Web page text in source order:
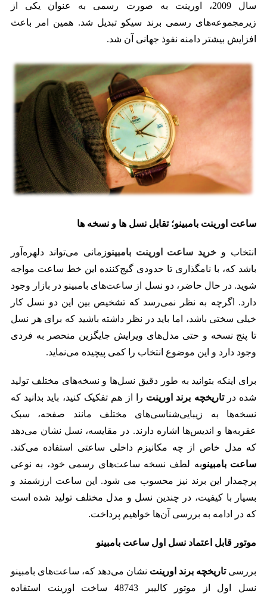
سال 2009، اورینت به صورت رسمی به عنوان یکی از
زیرمجموعه‌های رسمی برند سیکو تبدیل شد. همین امر باعث
افزایش بیشتر دامنه نفوذ جهانی آن شد.
ساعت اورینت بامبینو؛ تقابل نسل‌ ها و نسخه ها
انتخاب و خرید ساعت اورینت بامبینوزمانی می‌تواند دلهره‌آور
باشد که، با نامگذاری تا حدودی گیج‌کننده این خط ساعت مواجه
شوید. در حال حاضر، دو نسل از ساعت‌های بامبینو در بازار وجود
دارد. اگرچه به نظر نمی‌رسد که تشخیص بین این دو نسل کار
خیلی سختی باشد، اما باید در نظر داشته باشید که برای هر نسل
تا پنج نسخه و حتی مدل‌های ویرایش جایگزین منحصر به فردی
وجود دارد و این موضوع انتخاب را کمی پیچیده می‌نماید.
برای اینکه بتوانید به طور دقیق نسل‌ها و نسخه‌های مختلف تولید
شده درتاریخچه برند اورینت را از هم تفکیک کنید، باید بدانید که
نسخه‌ها به زیبایی‌شناسی‌های مختلف مانند صفحه، سبک
عقربه‌ها و اندیس‌ها اشاره دارند. در مقایسه، نسل نشان می‌دهد
که مدل خاص از چه مکانیزم داخلی ساعتی استفاده می‌کند.
ساعت بامبینوبه لطف نسخه ساعت‌های رسمی خود، به نوعی
پرچمدار این برند نیز محسوب می شود. این ساعت ارزشمند و
بسیار با کیفیت، در چندین نسل و مدل مختلف تولید شده است
که در ادامه به بررسی آن‌ها خواهیم پرداخت.
موتور قابل اعتماد نسل اول ساعت بامبینو
بررسیتاریخچه برند اورینت نشان می‌دهد که، ساعت‌های بامبینو
نسل اول از موتور کالیبر 48743 ساخت اورینت استفاده